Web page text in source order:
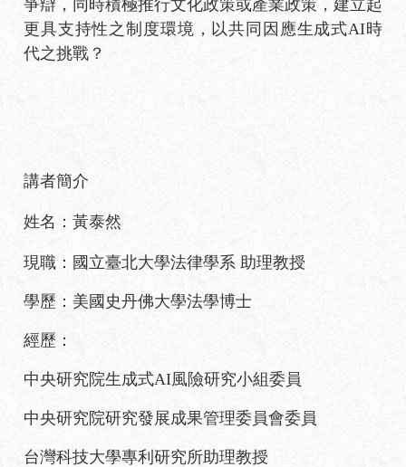
爭辯，同時積極推行文化政策或產業政策，建立起
更具支持性之制度環境，以共同因應生成式AI時
代之挑戰？
講者簡介
姓名：黃泰然
現職：國立臺北大學法律學系 助理教授
學歷：美國史丹佛大學法學博士
經歷：
中央研究院生成式AI風險研究小組委員
中央研究院研究發展成果管理委員會委員
台灣科技大學專利研究所助理教授